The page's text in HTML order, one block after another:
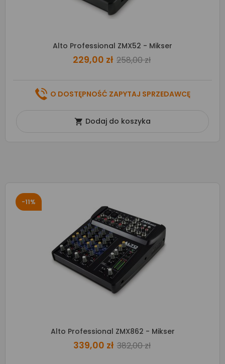
Alto Professional ZMX52 - Mikser
229,00 zł 258,00 zł
O DOSTĘPNOŚĆ ZAPYTAJ SPRZEDAWCĘ
 Dodaj do koszyka
-11%
Alto Professional ZMX862 - Mikser
339,00 zł 382,00 zł